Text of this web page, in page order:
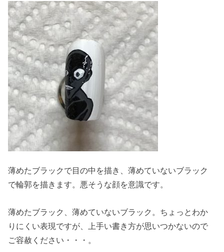
薄めたブラックで目の中を描き、薄めていないブラック
で輪郭を描きます。悪そうな顔を意識です。
薄めたブラック、薄めていないブラック。ちょっとわか
りにくい表現ですが、上手い書き方が思いつかないので
ご容赦ください・・・。